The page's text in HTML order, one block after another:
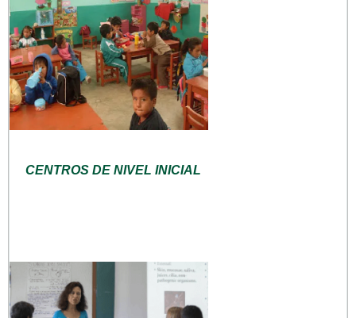
CENTROS DE NIVEL INICIAL